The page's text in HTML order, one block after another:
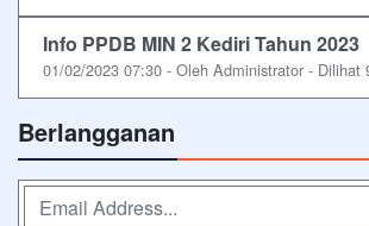
Info PPDB MIN 2 Kediri Tahun 2023
01/02/2023 07:30 - Oleh Administrator - Dilihat
Berlangganan